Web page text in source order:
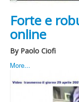
Forte e
online
By Paolo Ciofi
More...